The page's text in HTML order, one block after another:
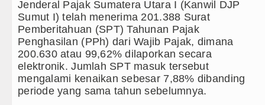
Gubernur Bobby Nasution Minta Kepala
Rico Waas : Kemerdekaan Harus Dirasakan
Akses Jalan ke Pemandian Air Panas Doulu
Dayang Nan Tujuh Menggetarkan Gedung
Jenderal Pajak Sumatera Utara I (Kanwil DJP
Sumut I) telah menerima 201.388 Surat
Pemberitahuan (SPT) Tahunan Pajak
Penghasilan (PPh) dari Wajib Pajak, dimana
200.630 atau 99,62% dilaporkan secara
elektronik. Jumlah SPT masuk tersebut
mengalami kenaikan sebesar 7,88% dibanding
periode yang sama tahun sebelumnya.